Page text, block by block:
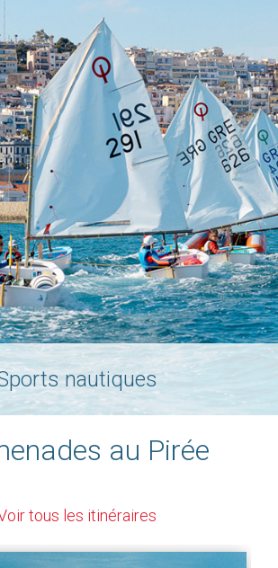
nautiques
au Pirée
tous les itinéraires